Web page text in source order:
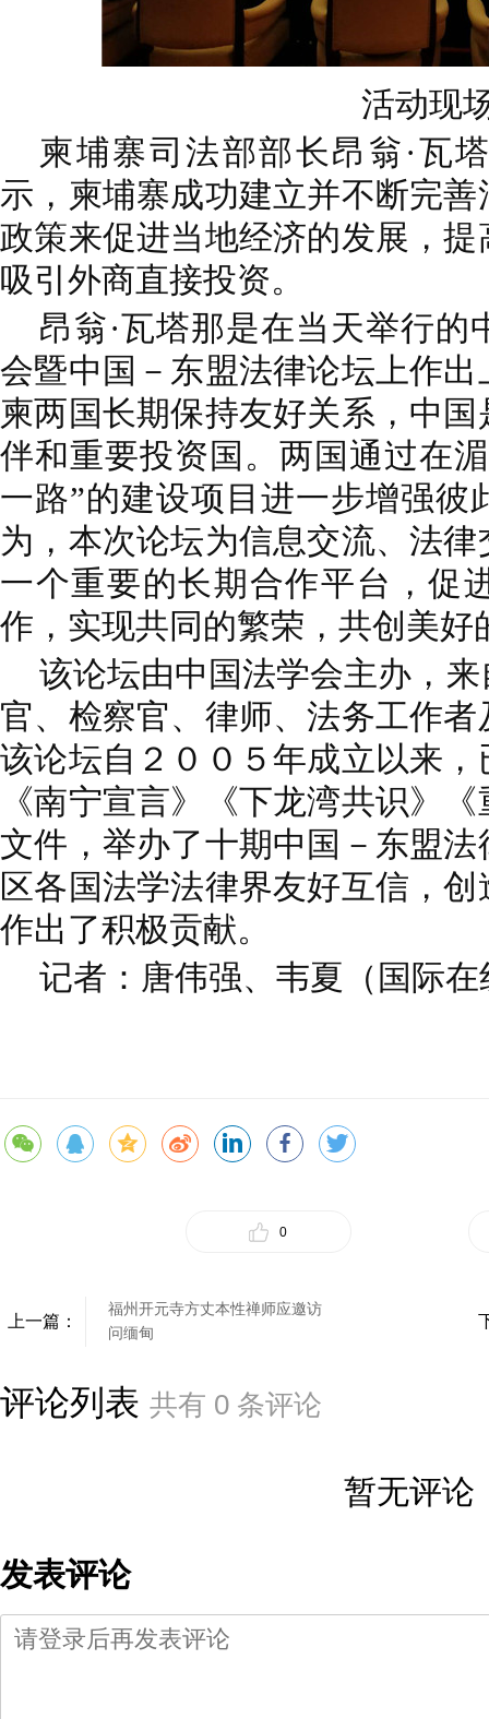
活动现
柬埔寨司法部部长昂翁·瓦
示，柬埔寨成功建立并不断完
政策来促进当地经济的发展，
吸引外商直接投资。
昂翁·瓦塔那是在当天举行的
会暨中国－东盟法律论坛上作
柬两国长期保持友好关系，中
伴和重要投资国。两国通过在
一路”的建设项目进一步增强彼
为，本次论坛为信息交流、法
一个重要的长期合作平台，促
作，实现共同的繁荣，共创美好
该论坛由中国法学会主办，
官、检察官、律师、法务工作
该论坛自２００５年成立以来
《南宁宣言》《下龙湾共识》
文件，举办了十期中国－东盟
区各国法学法律界友好互信，
作出了积极贡献。
记者：唐伟强、韦夏（国际在
0
上一篇：
福州开元寺方丈本性禅师应邀访
问缅甸
评论列表 共有 0 条评论
暂无评论
发表评论